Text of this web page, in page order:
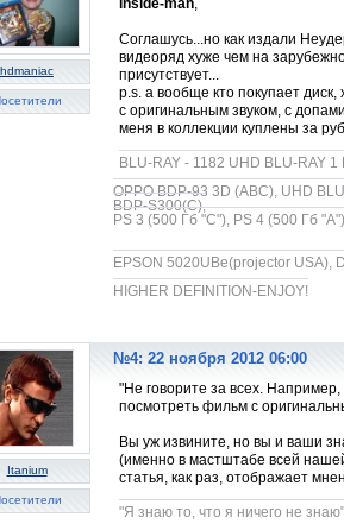
hdmaniac
inside-man,
Соглашусь...но как издали
видеоряд хуже чем на
присутствует...
p.s. а вообще кто покупает диск,
с оригинальным звуком, с
меня в коллекции куплены за
BLU-RAY - 1182 UHD BLU-RAY 1
OPPO BDP-93 3D (ABC), UHD
BDP-S300(C),
PS 3 (500 Гб "С"), PS 4 (500 Гб
EPSON 5020UBe(projector USA),
HIGHER DEFINITION-ENJOY!
Itanium
№4: 22 ноября 2012 06:00
"Не говорите за всех.
посмотреть фильм с
Вы уж извините, но вы и ваши
(именно в мастштабе всей
статья, как раз, отображает
"Я знаю то, что я ничего не